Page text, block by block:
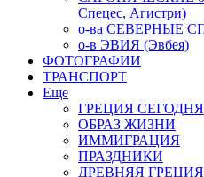
Спецес, Агистри)
о-ва СЕВЕРНЫЕ
о-в ЭВИЯ (Эвбея)
ФОТОГРАФИИ
ТРАНСПОРТ
Еще
ГРЕЦИЯ СЕГОДНЯ
ОБРАЗ ЖИЗНИ
ИММИГРАЦИЯ
ПРАЗДНИКИ
ДРЕВНЯЯ